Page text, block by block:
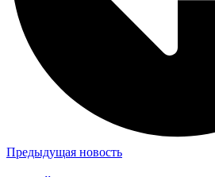
Предыдущая новость